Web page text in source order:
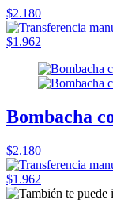
$2.180
$1.962
Bombacha
$2.180
$1.962